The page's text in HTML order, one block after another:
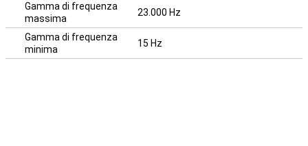
Gamma di frequenza
massima
23.000 Hz
Gamma di frequenza
minima
15 Hz